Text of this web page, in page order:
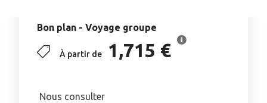
Bon plan - Voyage groupe
À partir de 1,715 €
Nous consulter